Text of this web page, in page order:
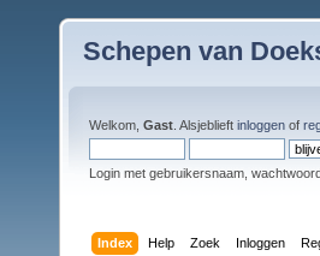
Schepen van
Welkom, Gast . Alsjeblieft inloggen of
Login met gebruikersnaam,
Index Help Zoek Inloggen